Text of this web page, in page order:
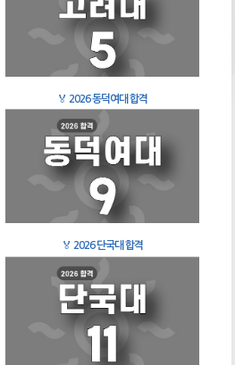
🏅 2026 동덕여대 합격
🏅 2026 단국대 합격